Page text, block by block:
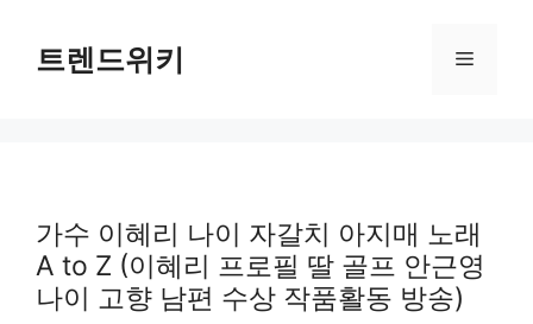
트렌드위키 메
가수 이혜리 나이 자갈치 아지매 노래
A to Z (이혜리 프로필 딸 골프 안근영
나이 고향 남편 수상 작품활동 방송)